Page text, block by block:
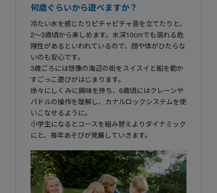
何歳ぐらいから遊べますか？
冷たい水を感じたりピチャピチャ音を立てたりと、
2〜3歳頃から楽しめます。水深10cmでも溺れる危
険性があるといわれているので、顔や体がひたらな
いのも安心です。
3歳ごろには想像の海辺の街をスイスイと船を動か
すごっこ遊びがはじまります。
徐々にしくみに興味を持ち、6歳頃にはクレーンや
パドルの操作を理解し、カナルロックシステムを使
いこなせるように。
小学生になるとコースを組み替えよりダイナミック
にと、毎年あそびが発展していきます。